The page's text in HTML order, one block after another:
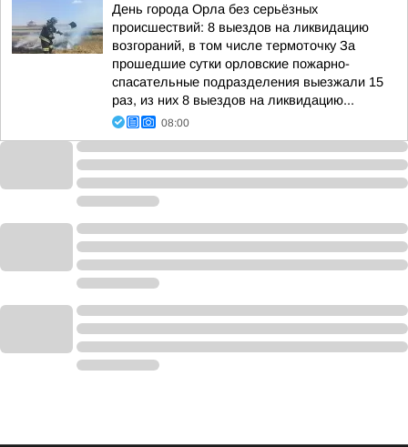
День города Орла без серьёзных
происшествий: 8 выездов на ликвидацию
возгораний, в том числе термоточку За
прошедшие сутки орловские пожарно-
спасательные подразделения выезжали 15
раз, из них 8 выездов на ликвидацию...
08:00